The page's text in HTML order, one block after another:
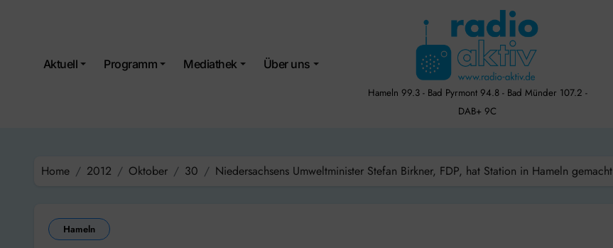
Aktuell Programm Mediathek Über uns
Hameln 99.3 - Bad Pyrmont 94.8 - Bad Münder 107.2 -
DAB+ 9C
Home 2012 Oktober 30 Niedersachsens Umweltminister Stefan Birkner, FDP, hat Station in Hameln gemacht
Hameln